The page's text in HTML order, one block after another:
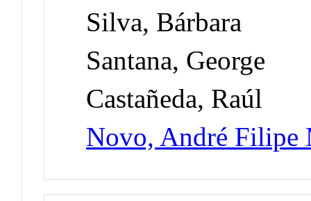
Silva, Bárbara
Santana, George
Castañeda, Raúl
Novo, André Filipe